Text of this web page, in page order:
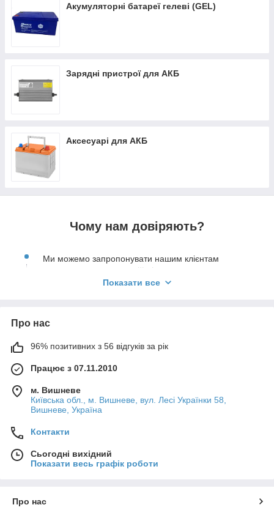
Вироби при правильній експлуатації здатні
прослужити в середньому 10-12 років. Також
Можливість цього типу пристроїв акумулювати
енергоресурси робить акумуляторні батареї для
будинку їх незамінним елементом для систем з
альтернативними джерелами енергії.
04
Altek, Axioma, Challenger, Kijo Battery, Must
Акумуляторні батареї гелеві (GEL)
Зарядні пристрої для АКБ
Аксесуарі для АКБ
Чому нам довіряють?
Ми можемо запропонувати нашим клієнтам
монтаж сонячних станцій під ключ.
Досвідчені менеджери та професійна команда
На все обладнання поширюється офіційна
гарантія від виробника.
Показати все
Про нас
96% позитивних з 56 відгуків за рік
Працює з 07.11.2010
м. Вишневе
Київська обл., м. Вишневе, вул. Лесі Українки 58,
Вишневе, Україна
Контакти
Сьогодні вихідний
Показати весь графік роботи
Про нас